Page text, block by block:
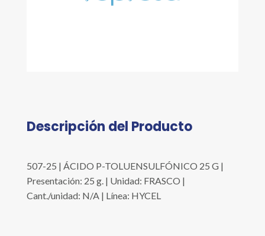
Descripción del Producto
507-25 | ÁCIDO P-TOLUENSULFÓNICO 25 G |
Presentación: 25 g. | Unidad: FRASCO |
Cant./unidad: N/A | Línea: HYCEL